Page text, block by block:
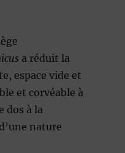
a réduit la
espace vide et
et corvéable à
dos à la
nature